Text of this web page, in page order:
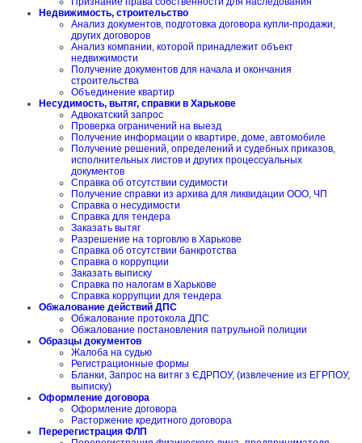
Недвижимость, строительство
Анализ документов, подготовка договора купли-продажи,
других договоров
Анализ компании, которой принадлежит объект
недвижимости
Получение документов для начала и окончания
строительства
Объединение квартир
Несудимость, вытяг, справки в Харькове
Адвокатский запрос
Проверка ограничений на выезд
Получение информации о квартире, доме, автомобиле
Получение решений, определений и судебных приказов,
исполнительных листов и других процессуальных
документов
Справка об отсутствии судимости
Получение справки из архива для ликвидации ООО, ЧП
Справка о несудимости
Справка для тендера
Заказать вытяг
Разрешение на торговлю в Харькове
Справка об отсутствии банкротства
Справка о коррупции
Заказать выписку
Справка по налогам в Харькове
Справка коррупции для тендера
Обжалование действий ДПС
Обжалование протокола ДПС
Обжалование постановления патрульной полиции
Образцы документов
Жалоба на судью
Регистрационные формы
Бланки, Запрос на витяг з ЄДРПОУ, (извлечение из ЕГРПОУ,
выписку)
Оформление договора
Оформление договора
Расторжение кредитного договора
Перерегистрация ФЛП